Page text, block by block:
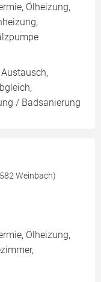
Ölheizung,
/ Badsanierung
Weinbach)
Ölheizung,